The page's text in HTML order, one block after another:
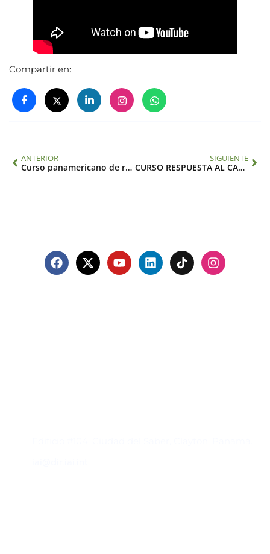
Compartir en:
ANTERIOR
Curso panamericano de resiliencia para sistemas de salud
SIGUIENTE
CURSO RESPUESTA AL CAMBIO CLIMÁTICO PARA LA SALUD EN LATINOAMÉRICA